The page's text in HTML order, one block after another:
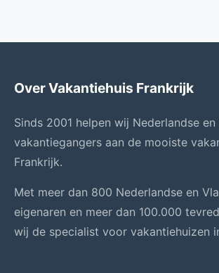
Over Vakantiehuis Frankrijk
Sinds 2001 helpen wij Nederlandse en
vakantiegangers aan de mooiste
Frankrijk.
Met meer dan 800 Nederlandse en
eigenaren en meer dan 100.000
wij de specialist voor vakantiehuizen